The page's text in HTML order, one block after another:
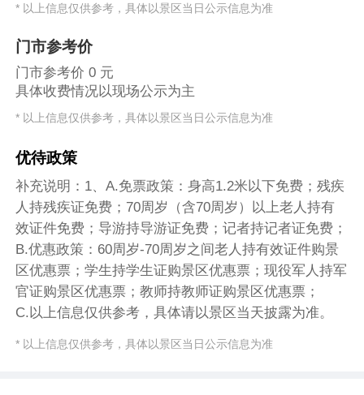
* 以上信息仅供参考，具体以景区当日公示信息为准
门市参考价
门市参考价 0 元
具体收费情况以现场公示为主
* 以上信息仅供参考，具体以景区当日公示信息为准
优待政策
补充说明：1、A.免票政策：身高1.2米以下免费；残疾
人持残疾证免费；70周岁（含70周岁）以上老人持有
效证件免费；导游持导游证免费；记者持记者证免费；
B.优惠政策：60周岁-70周岁之间老人持有效证件购景
区优惠票；学生持学生证购景区优惠票；现役军人持军
官证购景区优惠票；教师持教师证购景区优惠票；
C.以上信息仅供参考，具体请以景区当天披露为准。
* 以上信息仅供参考，具体以景区当日公示信息为准